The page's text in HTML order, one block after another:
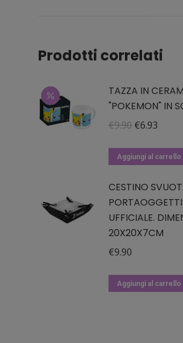
Prodotti correlati
TAZZA IN
"POKEMON" IN
€9.90 Il
originale
€9.90.
€6.93Il
attuale
€6.93.
Aggiungi al carrello
CESTINO
UFFICIALE.
20X20X7CM
€9.90
Aggiungi al carrello